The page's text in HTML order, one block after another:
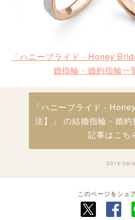
「ハニーブライド - Honey
婚指輪・婚約指輪一
「ハニーブライド -
法】」 の結婚指輪・婚約
記事はこち
2015/06/
このページをシェ